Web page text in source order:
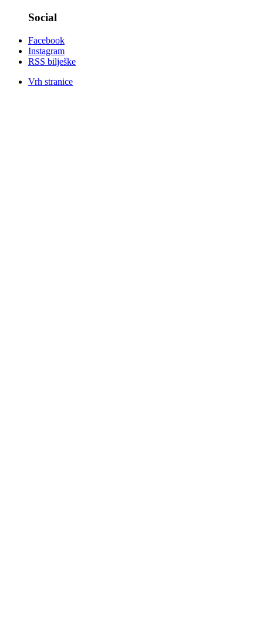
Social
Facebook
Instagram
RSS bilješke
Vrh stranice